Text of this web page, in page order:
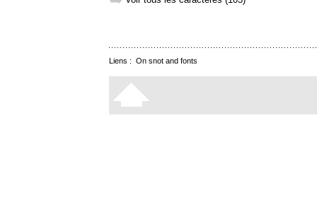
Liens : On snot and fonts